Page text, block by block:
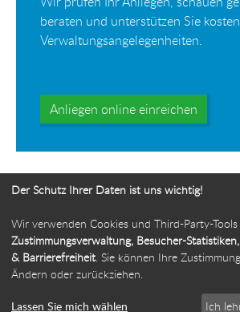
beraten und unterstützen Sie
Verwaltungsangelegenheiten.
Anliegen online einreichen
Ihr Weg zur
Der Schutz Ihrer Daten ist uns wichtig!
Wir verwenden Cookies und Third-Party-
Zustimmungsverwaltung, Besucher-
& Barrierefreiheit. Sie können Ihre
Ändern oder zurückziehen.
Lassen Sie mich wählen Ich